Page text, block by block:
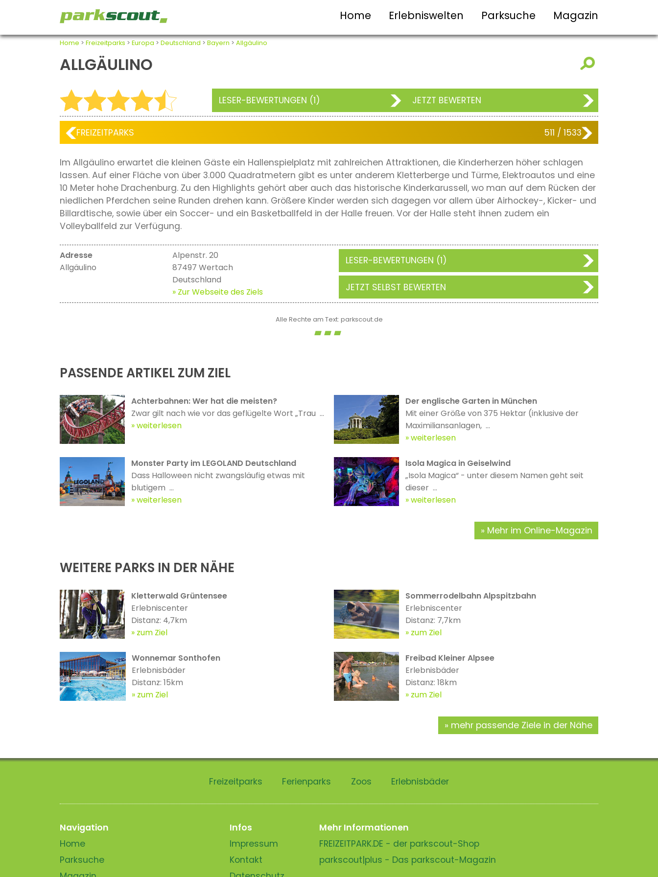
Home Erlebniswelten Parksuche Magazin
Home > Freizeitparks > Europa > Deutschland > Bayern > Allgäulino
ALLGÄULINO
LESER-BEWERTUNGEN (1) JETZT BEWERTEN
FREIZEITPARKS 511 / 1533
Im Allgäulino erwartet die kleinen Gäste ein Hallenspielplatz mit zahlreichen Attraktionen, die Kinderherzen höher schlagen
lassen. Auf einer Fläche von über 3.000 Quadratmetern gibt es unter anderem Kletterberge und Türme, Elektroautos und eine
10 Meter hohe Drachenburg. Zu den Highlights gehört aber auch das historische Kinderkarussell, wo man auf dem Rücken der
niedlichen Pferdchen seine Runden drehen kann. Größere Kinder werden sich dagegen vor allem über Airhockey-, Kicker- und
Billardtische, sowie über ein Soccer- und ein Basketballfeld in der Halle freuen. Vor der Halle steht ihnen zudem ein
Volleyballfeld zur Verfügung.
Adresse
Allgäulino
Alpenstr. 20
87497 Wertach
Deutschland
» Zur Webseite des Ziels
LESER-BEWERTUNGEN (1)
JETZT SELBST BEWERTEN
Alle Rechte am Text: parkscout.de
PASSENDE ARTIKEL ZUM ZIEL
Achterbahnen: Wer hat die meisten?
Zwar gilt nach wie vor das geflügelte Wort „Trau ...
weiterlesen
Der englische Garten in München
Mit einer Größe von 375 Hektar (inklusive der
Maximiliansanlagen, ...
weiterlesen
Monster Party im LEGOLAND Deutschland
Dass Halloween nicht zwangsläufig etwas mit
blutigem ...
weiterlesen
Isola Magica in Geiselwind
„Isola Magica“ - unter diesem Namen geht seit
dieser ...
weiterlesen
Mehr im Online-Magazin
WEITERE PARKS IN DER NÄHE
Kletterwald Grüntensee
Erlebniscenter
Distanz: 4,7km
zum Ziel
Sommerrodelbahn Alpspitzbahn
Erlebniscenter
Distanz: 7,7km
zum Ziel
Wonnemar Sonthofen
Erlebnisbäder
Distanz: 15km
zum Ziel
Freibad Kleiner Alpsee
Erlebnisbäder
Distanz: 18km
zum Ziel
mehr passende Ziele in der Nähe
Freizeitparks Ferienparks Zoos Erlebnisbäder
Navigation
Home
Parksuche
Infos
Impressum
Kontakt
Mehr Informationen
FREIZEITPARK.DE - der parkscout-Shop
parkscout|plus - Das parkscout-Magazin